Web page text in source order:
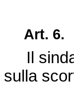
Art. 6.
Il
sulla